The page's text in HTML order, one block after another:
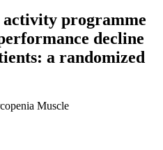
activity programme
decline
a randomized
Muscle